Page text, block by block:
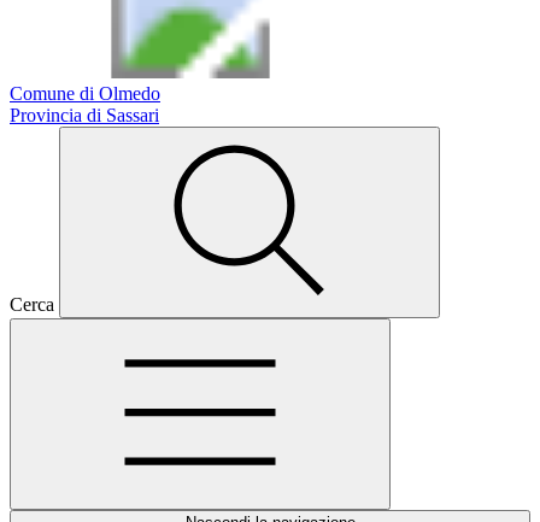
Comune di Olmedo
Provincia di Sassari
Cerca